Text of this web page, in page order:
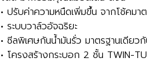
• ปรับค่าความหนืดเพิ่มขึ้น จากโช้คมา
• ระบบวาล์วอัจฉริยะ
• ซีลพิเศษกันน้ำมันรั่ว มาตรฐานเดียว
• โครงสร้างกระบอก 2 ชั้น TWIN-